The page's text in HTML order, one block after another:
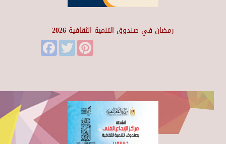
رمضان في صندوق التنمية الثقافية 2026
FacebookTwitter